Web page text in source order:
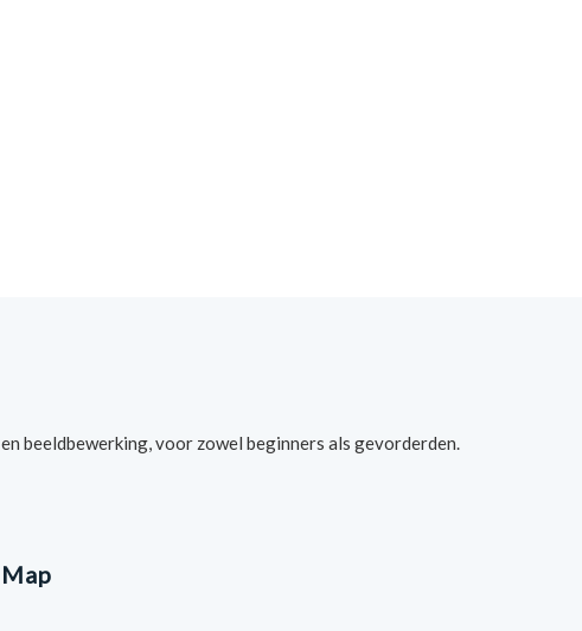
beeldbewerking, voor zowel beginners als gevorderden.